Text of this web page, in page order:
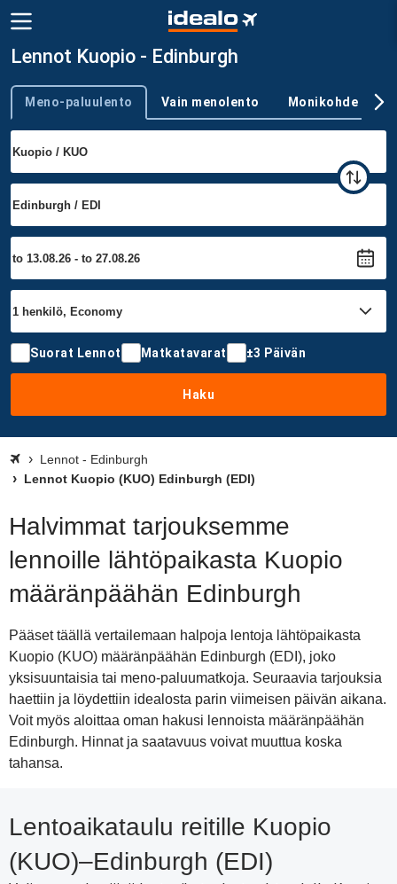
Lennot Kuopio - Edinburgh
Trip type
Meno-paluulento Vain menolento Monikohde
Suorat Lennot Matkatavarat ±3 Päivän
Haku
Lennot - Edinburgh
Lennot Kuopio (KUO) Edinburgh (EDI)
Halvimmat tarjouksemme
lennoille lähtöpaikasta Kuopio
määränpäähän Edinburgh
Pääset täällä vertailemaan halpoja lentoja lähtöpaikasta
Kuopio (KUO) määränpäähän Edinburgh (EDI), joko
yksisuuntaisia tai meno-paluumatkoja. Seuraavia tarjouksia
haettiin ja löydettiin idealosta parin viimeisen päivän aikana.
Voit myös aloittaa oman hakusi lennoista määränpäähän
Edinburgh. Hinnat ja saatavuus voivat muuttua koska
tahansa.
Lentoaikataulu reitille Kuopio
(KUO)–Edinburgh (EDI)